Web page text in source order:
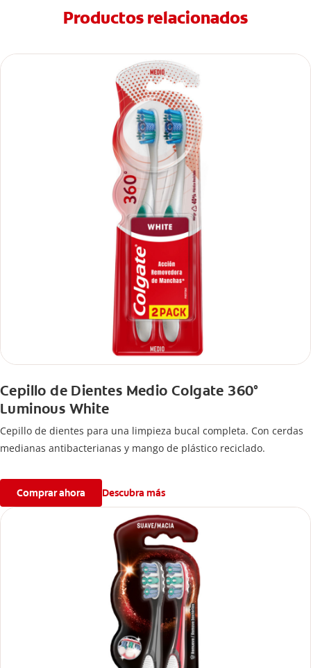
Productos relacionados
Cepillo de Dientes Medio Colgate 360°
Luminous White
Cepillo de dientes para una limpieza bucal completa. Con cerdas
medianas antibacterianas y mango de plástico reciclado.
Comprar ahora Descubra más